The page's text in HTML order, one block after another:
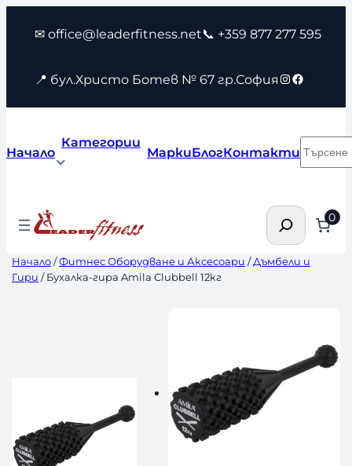
съдържанието
✉ office@leaderfitness.net📞 +359 877 277 595
📍 бул.Христо Ботев № 67 гр.София Instagram
Facebook
Начало
Категории
МаркиБлогКонтакти
Търсене 0
Начало/Фитнес Оборудване и Аксесоари /Дъмбели и
Гири / Бухалка-гира Amila Clubbell 12кг